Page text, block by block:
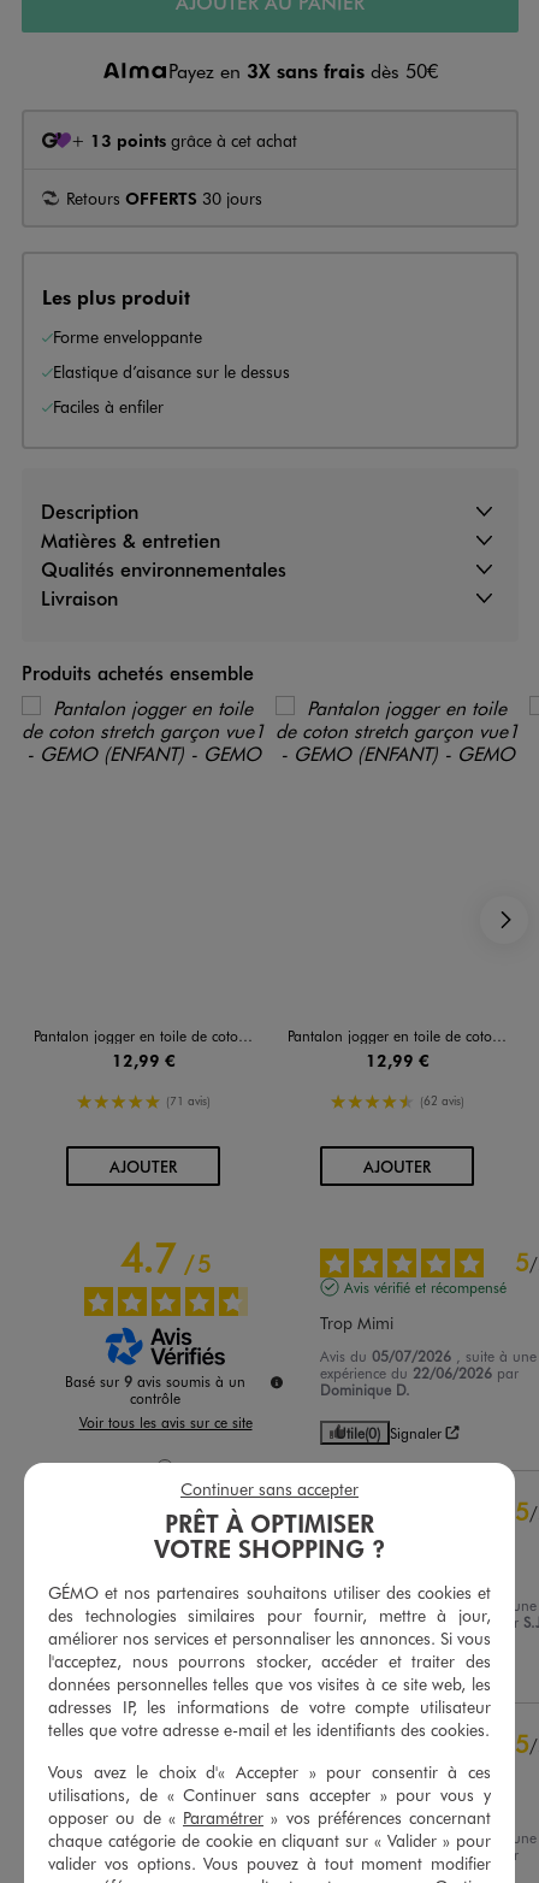
Payez en 3X sans frais dès 50€
+ 13 points grâce à cet achat
Retours OFFERTS 30 jours
Les plus produit
Forme enveloppante
Elastique d’aisance sur le dessus
Faciles à enfiler
Description
Matières & entretien
Qualités environnementales
Livraison
Produits achetés ensemble
Pantalon jogger en toile de coton stretch garçon
12,99 €
5/5 de moyenne
(71 avis)
AJOUTERAU PANIER
Pantalon jogger en toile de coton stretch garçon
12,99 €
4.5/5 de moyenne
(62 avis)
AJOUTERAU PANIER
4.7/5
Basé sur 9 avis soumis à un
contrôle
Voir tous les avis sur ce site
5étoiles
7
1
1
0
Trier les avis
5/
Avis vérifié et récompensé
Trop Mimi
Avis du05/07/2026 , suite à une
expérience du 22/06/2026 par
Dominique D.
Utile(0) Signaler
5/
Avis vérifié et récompensé
Avis du21/05/2026 , suite à une
expérience du08/05/2026 par
Utile(0) Signaler
5/
Avis vérifié et récompensé
Parfait
Avis du 27/04/2026 , suite à une
expérience du
14/04/2026
par
Isabelle R.
PRÊT À OPTIMISER
VOTRE SHOPPING ?
GÉMO et nos partenaires souhaitons utiliser des cookies et
des technologies similaires pour fournir, mettre à jour,
améliorer nos services et personnaliser les annonces. Si vous
l'acceptez, nous pourrons stocker, accéder et traiter des
données personnelles telles que vos visites à ce site web, les
adresses IP, les informations de votre compte utilisateur
telles que votre adresse e-mail et les identifiants des cookies.
Vous avez le choix d'« Accepter » pour consentir à ces
utilisations, de « Continuer sans accepter » pour vous y
opposer ou de « Paramétrer » vos préférences concernant
chaque catégorie de cookie en cliquant sur « Valider » pour
valider vos options. Vous pouvez à tout moment modifier
Continuer sans accepter